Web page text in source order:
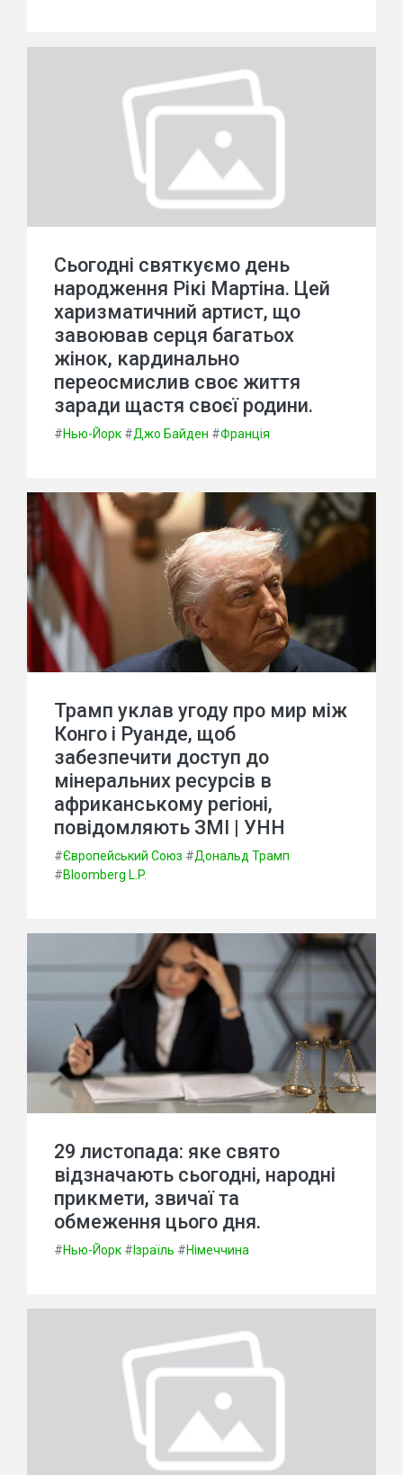
Сьогодні святкуємо день
народження Рікі Мартіна. Цей
харизматичний артист, що
завоював серця багатьох
жінок, кардинально
переосмислив своє життя
заради щастя своєї родини.
#Нью-Йорк #Джо Байден #Франція
Трамп уклав угоду про мир між
Конго і Руанде, щоб
забезпечити доступ до
мінеральних ресурсів в
африканському регіоні,
повідомляють ЗМІ | УНН
#Європейський Союз #Дональд Трамп
#Bloomberg L.P.
29 листопада: яке свято
відзначають сьогодні, народні
прикмети, звичаї та
обмеження цього дня.
#Нью-Йорк # Ізраїль #Німеччина